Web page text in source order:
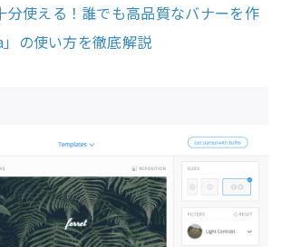
分使える！誰でも高品質なバナーを作
の使い方を徹底解説